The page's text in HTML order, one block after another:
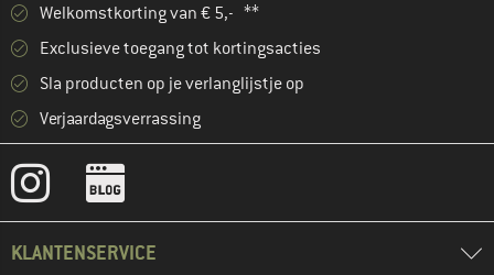
Welkomstkorting van € 5,- **
Exclusieve toegang tot kortingsacties
Sla producten op je verlanglijstje op
Verjaardagsverrassing
KLANTENSERVICE